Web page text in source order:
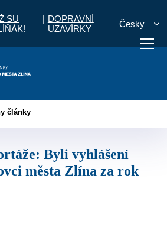
SU
| DOPRAVNÍ
UZAVÍRKY
Česky
Potřebuji zaplatit
články
města Zlína za rok